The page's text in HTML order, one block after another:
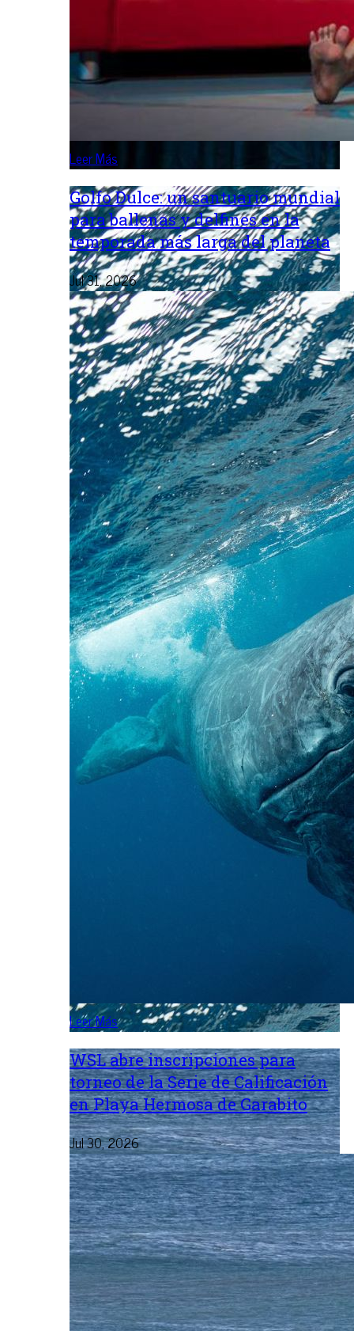
Leer Más
Golfo Dulce: un santuario mundial
para ballenas y delfines en la
temporada más larga del planeta
Jul 31, 2026
Leer Más
WSL abre inscripciones para
torneo de la Serie de Calificación
en Playa Hermosa de Garabito
Jul 30, 2026